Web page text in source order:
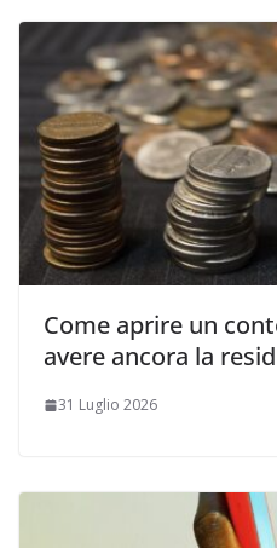
Come aprire un
avere ancora la
31 Luglio 2026